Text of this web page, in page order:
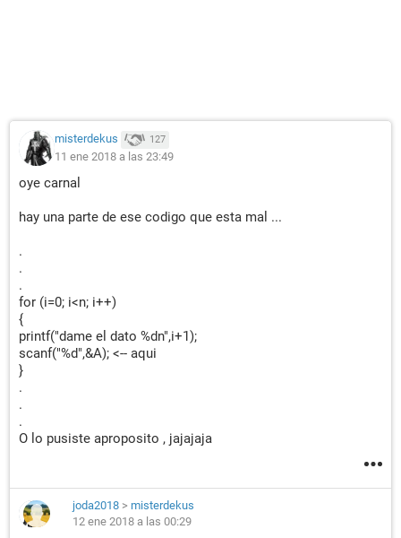
misterdekus 127
11 ene 2018 a las 23:49
oye carnal
hay una parte de ese codigo que esta mal ...
.
.
.
for (i=0; i<n; i++)
{
printf("dame el dato %dn",i+1);
scanf("%d",&A); <-- aqui
}
.
.
.
O lo pusiste aproposito , jajajaja
joda2018 > misterdekus
12 ene 2018 a las 00:29